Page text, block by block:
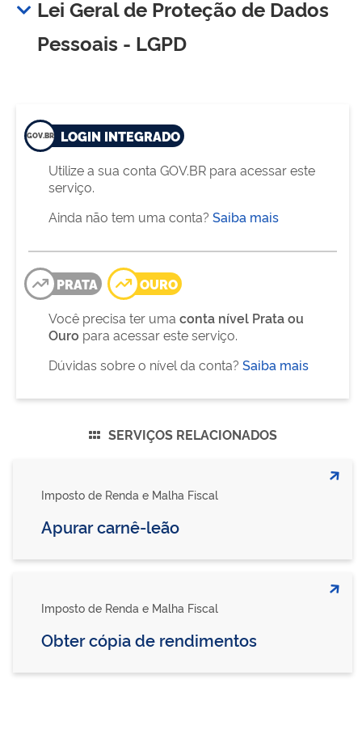
Lei Geral de Proteção de Dados
Pessoais - LGPD
LOGIN INTEGRADO
Utilize a sua conta GOV.BR para acessar este
serviço.
Ainda não tem uma conta? Saiba mais
PRATA
OURO
Você precisa ter uma conta nível Prata ou
Ouro para acessar este serviço.
Dúvidas sobre o nível da conta? Saiba mais
SERVIÇOS RELACIONADOS
Imposto de Renda e Malha Fiscal
Apurar carnê-leão
Imposto de Renda e Malha Fiscal
Obter cópia de rendimentos